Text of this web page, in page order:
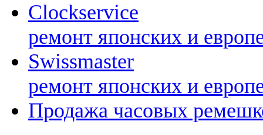
Clockservice
ремонт японских и
Swissmaster
ремонт японских и
Продажа часовых